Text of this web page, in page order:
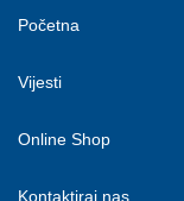
Početna
Vijesti
Online Shop
Kontaktiraj nas